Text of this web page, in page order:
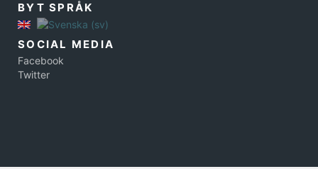
BYT SPRÅK
SOCIAL MEDIA
Facebook
Twitter